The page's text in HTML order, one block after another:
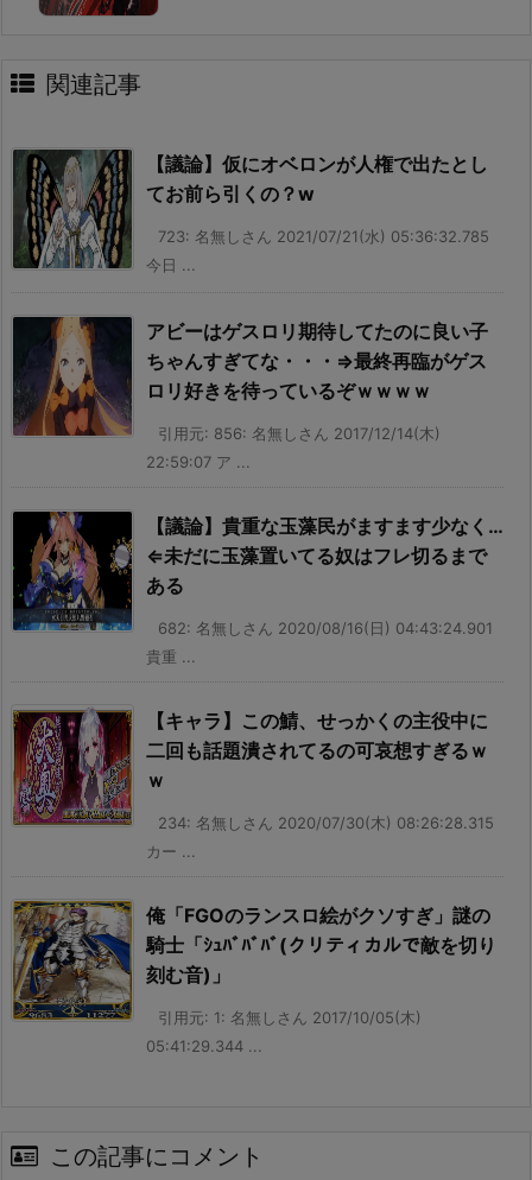
関連記事
【議論】仮にオベロンが人権で出たとし
てお前ら引くの？w
723: 名無しさん 2021/07/21(水) 05:36:32.785
今日 ...
アビーはゲスロリ期待してたのに良い子
ちゃんすぎてな・・・⇒最終再臨がゲス
ロリ好きを待っているぞｗｗｗｗ
引用元: 856: 名無しさん 2017/12/14(木)
22:59:07 ア ...
【議論】貴重な玉藻民がますます少なく…
⇐未だに玉藻置いてる奴はフレ切るまで
ある
682: 名無しさん 2020/08/16(日) 04:43:24.901
貴重 ...
【キャラ】この鯖、せっかくの主役中に
二回も話題潰されてるの可哀想すぎるｗ
ｗ
234: 名無しさん 2020/07/30(木) 08:26:28.315
カー ...
俺「FGOのランスロ絵がクソすぎ」謎の
騎士「ｼｭﾊﾞﾊﾞﾊﾞ(クリティカルで敵を切り
刻む音)」
引用元: 1: 名無しさん 2017/10/05(木)
05:41:29.344 ...
この記事にコメント